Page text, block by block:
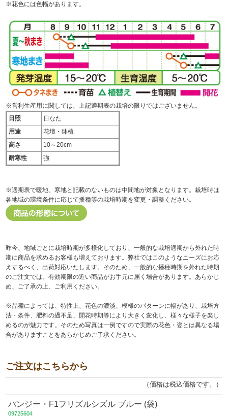
※花色には色幅があります。
※営利生産用に関しては、上記適期表の栽培の限りではございません。
日照
日なた
用途
花壇・鉢植
高さ
10～20cm
耐寒性
強
※適期表で暖地、寒地と記載のないものは中間地が対象となります。栽培時は
各地域の環境条件に応じて播種等の栽培時期を変更・調整ください。
昨今、地域ごとに栽培時期が多様化しており、一般的な栽培適期から外れた時
期に商品を求めるお客様も増えております。弊社ではこのようなニーズにお応
えするべく、出荷対応いたします。そのため、一般的な播種時期を外れた時期
のご注文では、有効期限の近い商品がお手元に届く場合があります。あらかじ
め、ご了承の上、ご利用ください。
※品種によっては、特性上、花色の濃淡、模様のパターンに幅があり、栽培方
法・条件、肥料の過不足、開花時期等により大きく変化し、様々な様子を楽し
めるのが魅力です。そのため写真は一例ですので実際の花色・姿とは異なる場
合がありますことをあらかじめご了承ください。
ご注文はこちらから
（価格は税込価格です。）
パンジー・F1フリズルシズル ブルー (袋)
09725604